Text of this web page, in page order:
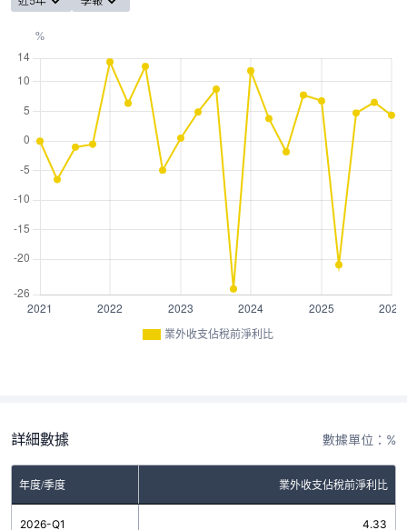
業外收支佔稅前淨利比
詳細數據 數據單位：%
年度/季度 業外收支佔稅前淨利比
2026-Q1 4.33